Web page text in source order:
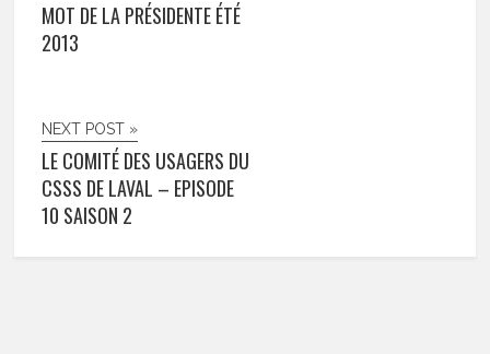
MOT DE LA PRÉSIDENTE ÉTÉ
2013
NEXT POST »
LE COMITÉ DES USAGERS DU
CSSS DE LAVAL – EPISODE
10 SAISON 2